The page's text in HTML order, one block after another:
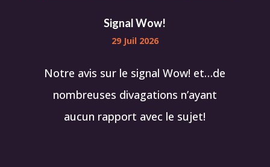
Signal Wow!
29 Juil 2026
Notre avis sur le signal Wow! et…de
nombreuses divagations n’ayant
aucun rapport avec le sujet!